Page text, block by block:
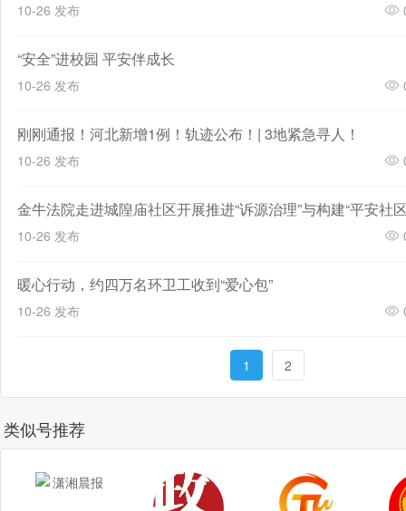
10-26 发布
“安全”进校园 平安伴成长
10-26 发布
刚刚通报！河北新增1例！轨迹公布！| 3地紧急寻人！
10-26 发布
10-26 发布
暖心行动，约四万名环卫工收到“爱心包”
10-26 发布
1 2
类似号推荐